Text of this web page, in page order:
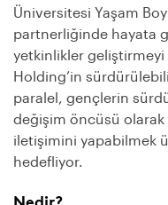
31 Ekim 2022
Toplumsal
Eşitliği Sohbeti
3 Kasım 2022
Çeşitlilik ve
Kapsayıcılık
10 Kasım 2022
İklim Eğitimi
Üniversitesi Yaşam
partnerliğinde hayata
yetkinlikler
Holding’in
paralel, gençlerin
değişim öncüsü olarak
iletişimini yapabilmek
hedefliyor.